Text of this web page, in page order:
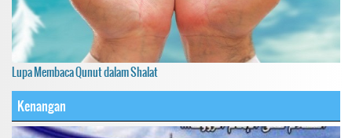
Lupa Membaca Qunut dalam Shalat
Kenangan